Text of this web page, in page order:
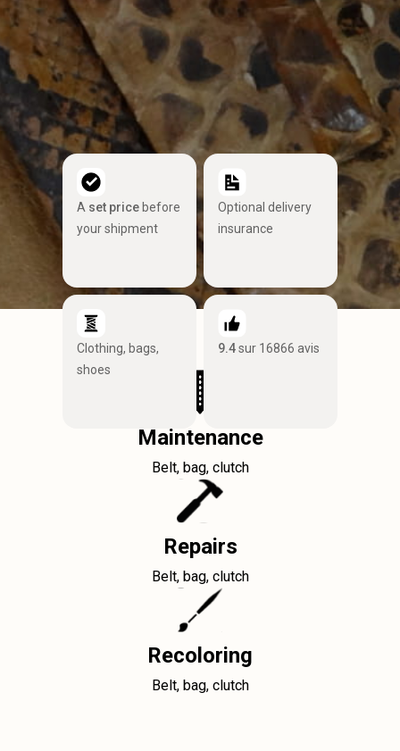
A set price before
your shipment
Optional delivery
insurance
Clothing, bags,
shoes
9.4sur 16866 avis
Maintenance
Belt, bag, clutch
Repairs
Belt, bag, clutch
Recoloring
Belt, bag, clutch